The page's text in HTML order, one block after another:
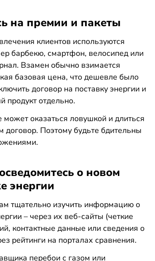
на премии и пакеты
клиентов используются
барбекю, смартфон, велосипед или
Взамен обычно взимается
базовая цена, что дешевле было
договор на поставку энергии и
продукт отдельно.
оказаться ловушкой и длиться
договор. Поэтому будьте бдительны
о новом
энергии
тщательно изучить информацию о
– через их веб-сайты (четкие
контактные данные или сведения о
рейтинги на порталах сравнения.
перебои с газом или